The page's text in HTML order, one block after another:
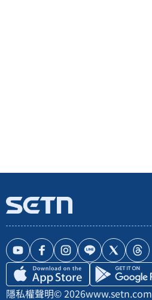
隱私權聲明© 2026www.setn.com